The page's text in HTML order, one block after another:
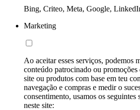
Bing, Criteo, Meta, Google,
Marketing
Ao aceitar esses serviços, podemos
conteúdo patrocinado ou promoções
site ou produtos com base em teu
navegação e compras e medir o
consentimento, usamos os seguintes
neste site: